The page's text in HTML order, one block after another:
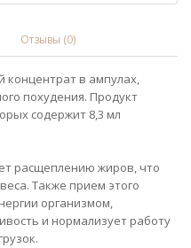
Отзывы (0)
концентрат в ампулах,
похудения. Продукт
содержит 8,3 мл
расщеплению жиров, что
Также прием этого
организмом,
и нормализует работу